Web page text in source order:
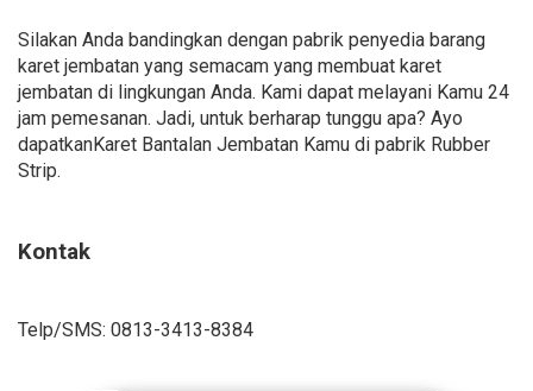
Silakan Anda bandingkan dengan pabrik penyedia barang
karet jembatan yang semacam yang membuat karet
jembatan di lingkungan Anda. Kami dapat melayani Kamu 24
jam pemesanan. Jadi, untuk berharap tunggu apa? Ayo
dapatkanKaret Bantalan Jembatan Kamu di pabrik Rubber
Strip.
Kontak
Telp/SMS: 0813-3413-8384